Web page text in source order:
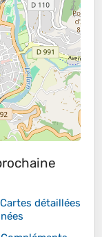
Cartes détaillées